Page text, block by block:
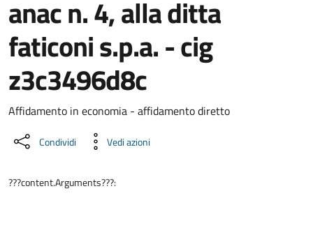
anac n. 4, alla ditta
faticoni s.p.a. - cig
z3c3496d8c
Dettaglio del documento
Affidamento in economia - affidamento diretto
Condividi Vedi azioni
???content.Arguments???: